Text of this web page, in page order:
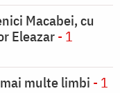
Macabei, cu
Eleazar- 1
multe limbi - 1